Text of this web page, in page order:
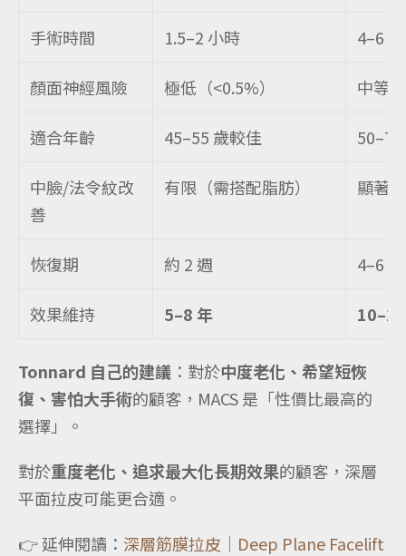
手術時間 1.5–2 小時 4–6
顏面神經風險 極低（<0.5%） 中等
適合年齡 45–55 歲較佳
中臉/法令紋改
善
有限（需搭配脂肪） 顯著
恢復期 約 2 週 4–6 週
效果維持 5–8 年
Tonnard 自己的建議 ：對於中度老化、希望短恢
復、害怕大手術的顧客，MACS 是「性價比最高的
選擇」。
對於重度老化、追求最大化長期效果的顧客，深層
平面拉皮可能更合適。
👉 延伸閱讀： 深層筋膜拉皮｜Deep Plane Facelift